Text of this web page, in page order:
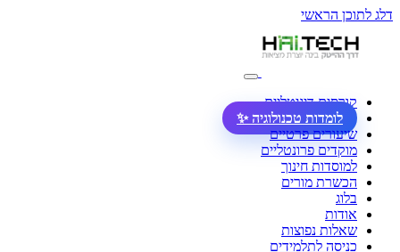
דלג לתוכן הראשי
קורסים דיגיטליים
לומדות טכנולוגיה ✨
שיעורים פרטיים
מוקדים פרונטליים
למוסדות חינוך
הכשרת מורים
בלוג
אודות
שאלות נפוצות
כניסה לתלמידים